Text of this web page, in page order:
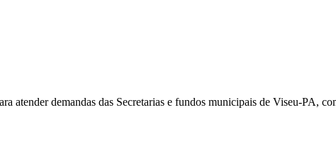
atender demandas das Secretarias e fundos municipais de Viseu-PA,